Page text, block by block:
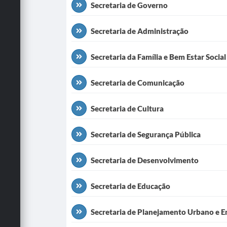
Secretaria de Governo
Secretaria de Administração
Secretaria da Família e Bem Estar Social
Secretaria de Comunicação
Secretaria de Cultura
Secretaria de Segurança Pública
Secretaria de Desenvolvimento
Secretaria de Educação
Secretaria de Planejamento Urbano e